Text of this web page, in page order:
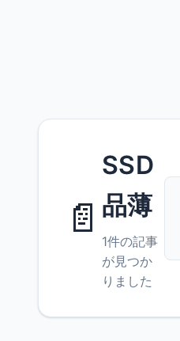
📄
SSD
品薄
1件の記事
が見つか
りました